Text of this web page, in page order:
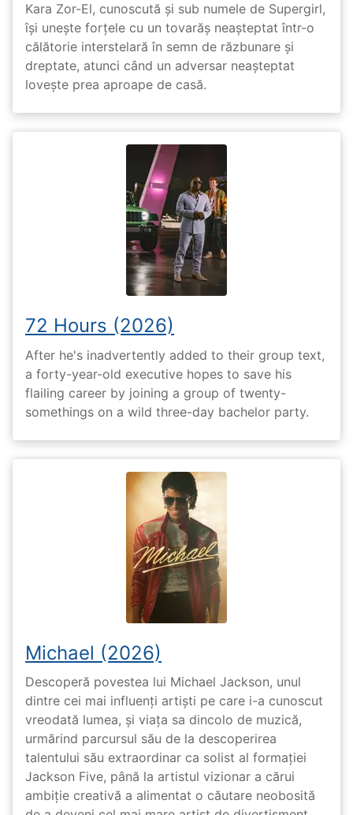
Kara Zor-El, cunoscută și sub numele de Supergirl,
își unește forțele cu un tovarăș neașteptat într-o
călătorie interstelară în semn de răzbunare și
dreptate, atunci când un adversar neașteptat
lovește prea aproape de casă.
72 Hours (2026)
After he's inadvertently added to their group text,
a forty-year-old executive hopes to save his
flailing career by joining a group of twenty-
somethings on a wild three-day bachelor party.
Michael (2026)
Descoperă povestea lui Michael Jackson, unul
dintre cei mai influenți artiști pe care i-a cunoscut
vreodată lumea, și viața sa dincolo de muzică,
urmărind parcursul său de la descoperirea
talentului său extraordinar ca solist al formației
Jackson Five, până la artistul vizionar a cărui
ambiție creativă a alimentat o căutare neobosită